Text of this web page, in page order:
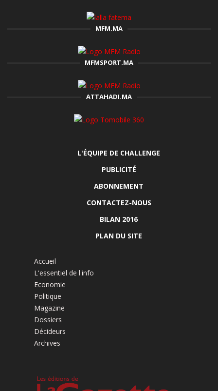
MFM.MA
MFMSPORT.MA
ATTAHADI.MA
L'ÉQUIPE DE CHALLENGE
PUBLICITÉ
ABONNEMENT
CONTACTEZ-NOUS
BILAN 2016
PLAN DU SITE
Accueil
L'essentiel de l'info
Economie
Politique
Magazine
Dossiers
Décideurs
Archives